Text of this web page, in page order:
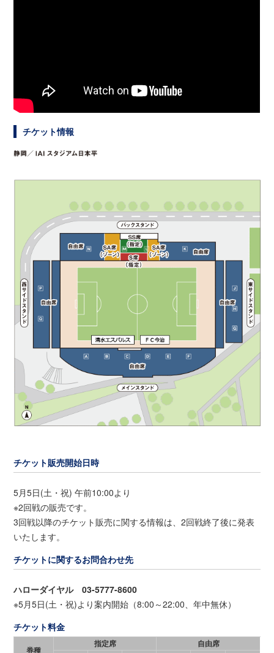
チケット情報
チケット販売開始日時
5月5日(土・祝) 午前10:00より
※2回戦の販売です。
3回戦以降のチケット販売に関する情報は、2回戦終了後に発表
いたします。
チケットに関するお問合わせ先
ハローダイヤル 03-5777-8600
※5月5日(土・祝)より案内開始（8:00～22:00、年中無休）
チケット料金
券種
指定席
自由席